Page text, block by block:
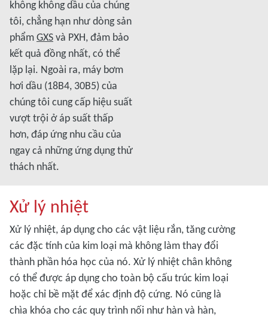
không không dầu của chúng
tôi, chẳng hạn như dòng sản
phẩmGXSvà PXH, đảm bảo
kết quả đồng nhất, có thể
lặp lại. Ngoài ra, máy bơm
hơi dầu (18B4, 30B5) của
chúng tôi cung cấp hiệu suất
vượt trội ở áp suất thấp
hơn, đáp ứng nhu cầu của
ngay cả những ứng dụng thử
thách nhất.
Xử lý nhiệt
Xử lý nhiệt, áp dụng cho các vật liệu rắn, tăng cường
các đặc tính của kim loại mà không làm thay đổi
thành phần hóa học của nó. Xử lý nhiệt chân không
có thể được áp dụng cho toàn bộ cấu trúc kim loại
hoặc chỉ bề mặt để xác định độ cứng. Nó cũng là
chìa khóa cho các quy trình nối như hàn và hàn,